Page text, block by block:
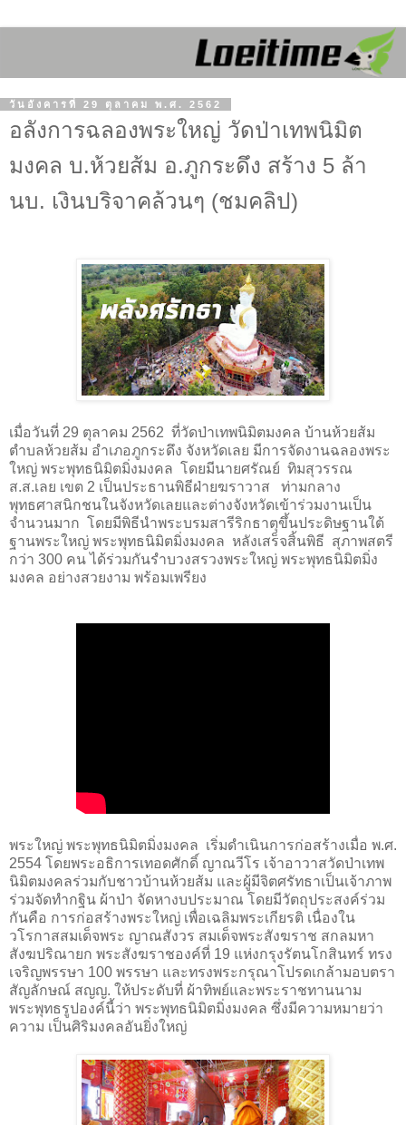
วันอังคารที่ 29 ตุลาคม พ.ศ. 2562
อลังการฉลองพระใหญ่ วัดป่าเทพนิมิต
มงคล บ.ห้วยส้ม อ.ภูกระดึง สร้าง 5 ล้า
นบ. เงินบริจาคล้วนๆ (ชมคลิป)
เมื่อวันที่ 29 ตุลาคม 2562 ที่วัดป่าเทพนิมิตมงคล บ้านห้วยส้ม
ตําบลห้วยส้ม อําเภอภูกระดึง จังหวัดเลย มีการจัดงานฉลองพระ
ใหญ่ พระพุทธนิมิตมิ่งมงคล โดยมีนายศรัณย์ ทิมสุวรรณ
ส.ส.เลย เขต 2 เป็นประธานพิธีฝ่ายฆราวาส
ท่ามกลาง
พุทธศาสนิกชนในจังหวัดเลยและต่างจังหวัดเข้าร่วมงานเป็น
จำนวนมาก โดยมีพิธีนำพระบรมสารีริกธาตุขึ้นประดิษฐานใต้
ฐานพระใหญ่ พระพุทธนิมิตมิ่งมงคล หลังเสร็จสิ้นพิธี สุภาพสตรี
กว่า 300 คน ได้ร่วมกันรำบวงสรวงพระใหญ่ พระพุทธนิมิตมิ่ง
มงคล อย่างสวยงาม พร้อมเพรียง
พระใหญ่ พระพุทธนิมิตมิ่งมงคล เริ่มดําเนินการก่อสร้างเมื่อ พ.ศ.
2554 โดยพระอธิการเทอดศักดิ์ ญาณวีโร เจ้าอาวาสวัดป่าเทพ
นิมิตมงคลร่วมกับชาวบ้านห้วยส้ม และผู้มีจิตศรัทธาเป็นเจ้าภาพ
ร่วมจัดทํากฐิน ผ้าป่า จัดหางบประมาณ โดยมีวัตถุประสงค์ร่วม
กันคือ การก่อสร้างพระใหญ่ เพื่อเฉลิมพระเกียรติ เนื่องใน
วโรกาสสมเด็จพระ ญาณสังวร สมเด็จพระสังฆราช สกลมหา
สังฆปริณายก พระสังฆราชองค์ที่ 19 แห่งกรุงรัตนโกสินทร์ ทรง
เจริญพรรษา 100 พรรษา และทรงพระกรุณาโปรดเกล้ามอบตรา
สัญลักษณ์ สญญ. ให้ประดับที่ ผ้าทิพย์และพระราชทานนาม
พระพุทธรูปองค์นี้ว่า พระพุทธนิมิตมิ่งมงคล ซึ่งมีความหมายว่า
ความ เป็นศิริมงคลอันยิ่งใหญ่